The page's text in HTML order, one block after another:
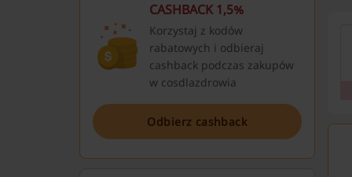
CASHBACK 1,5%
Korzystaj z kodów
rabatowych i odbieraj
cashback podczas zakupów
w cosdlazdrowia
Odbierz cashback